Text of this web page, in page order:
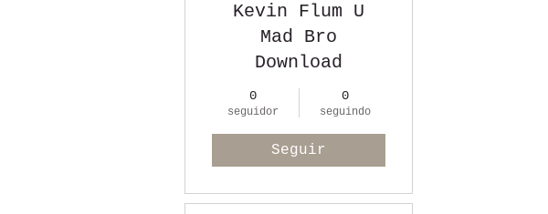
Kevin Flum U
Mad Bro
Download
0
seguidor
0
seguindo
Seguir